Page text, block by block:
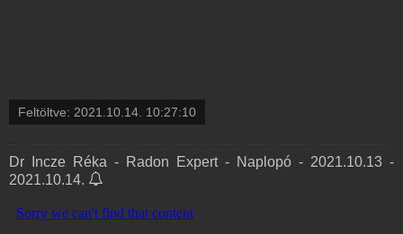
Feltöltve: 2021.10.14. 10:27:10
Dr Incze Réka - Radon Expert - Naplopó - 2021.10.13 -
2021.10.14.